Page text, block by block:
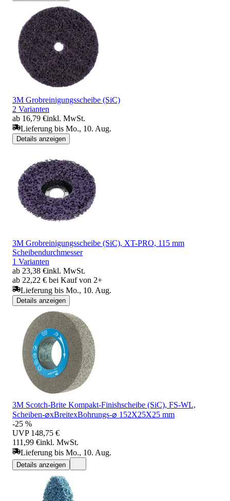
3M Grobreinigungsscheibe (SiC)
2 Varianten
ab 16,79 €inkl. MwSt.
Lieferung bis Mo., 10. Aug.
Details anzeigen
3M Grobreinigungsscheibe (SiC), XT-PRO, 115 mm
Scheibendurchmesser
1 Varianten
ab 23,38 €inkl. MwSt.
ab 22,22 € bei Kauf von 2+
Lieferung bis Mo., 10. Aug.
Details anzeigen
3M Scotch-Brite Kompakt-Finishscheibe (SiC), FS-WL,
Scheiben-⌀xBreitexBohrungs-⌀ 152X25X25 mm
-25 %
UVP 148,75 €
111,99 €inkl. MwSt.
Lieferung bis Mo., 10. Aug.
Details anzeigen